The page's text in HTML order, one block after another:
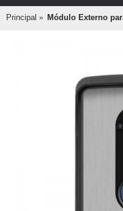
Principal Módulo Externo